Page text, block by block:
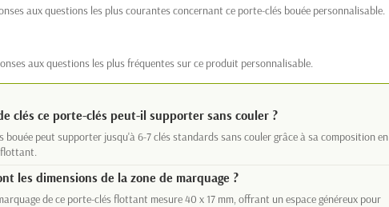
aux questions les plus courantes concernant ce porte-clés bouée personnalisable.
aux questions les plus fréquentes sur ce produit personnalisable.
clés ce porte-clés peut-il supporter sans couler ?
bouée peut supporter jusqu'à 6-7 clés standards sans couler grâce à sa composition en
les dimensions de la zone de marquage ?
de ce porte-clés flottant mesure 40 x 17 mm, offrant un espace généreux pour